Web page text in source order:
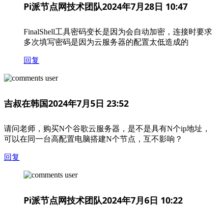
Pi派节点网技术团队2024年7月28日 10:47
FinalShell工具密码变长是因为会自动加密，连接时要求
多次填写密码是因为云服务器的配置太低造成的
回复
吉叔在韩国2024年7月5日 23:52
请问老师，购买N个谷歌云服务器，是不是具有N个ip地址，
可以在同一台高配置电脑搭建N个节点，互不影响？
回复
Pi派节点网技术团队2024年7月6日 10:22